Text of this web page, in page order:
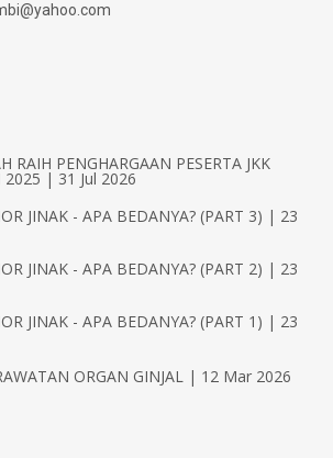
RAIH PENGHARGAAN PESERTA JKK
2025 | 31 Jul 2026
JINAK - APA BEDANYA? (PART 3) | 23
JINAK - APA BEDANYA? (PART 2) | 23
JINAK - APA BEDANYA? (PART 1) | 23
ORGAN GINJAL | 12 Mar 2026